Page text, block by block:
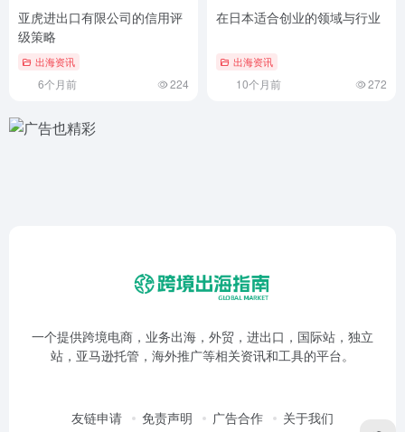
亚虎进出口有限公司的信用评
级策略
出海资讯
6个月前 224
在日本适合创业的领域与行业
出海资讯
10个月前 272
一个提供跨境电商，业务出海，外贸，进出口，国际站，独立
站，亚马逊托管，海外推广等相关资讯和工具的平台。
友链申请 免责声明 广告合作 关于我们